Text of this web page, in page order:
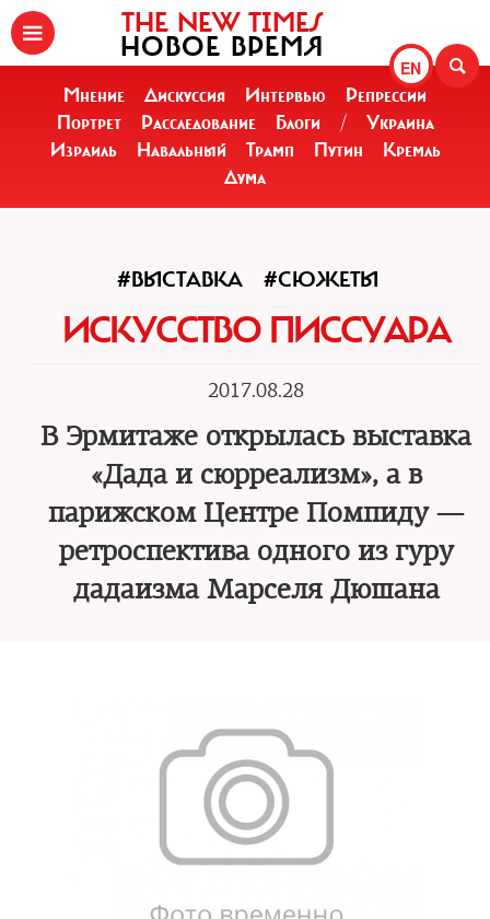
EN
THE NEW TIMES
НОВОЕ ВРЕМЯ
Мнение Дискуссия Интервью
Репрессии
Портрет
Расследование Блоги /
Украина
Израиль
Навальный Трамп Путин
Кремль
Дума
#ВЫСТАВКА #СЮЖЕТЫ
ИСКУССТВО ПИССУАРА
2017.08.28
В Эрмитаже открылась выставка
«Дада и сюрреализм», а в
парижском Центре Помпиду —
ретроспектива одного из гуру
дадаизма Марселя Дюшана